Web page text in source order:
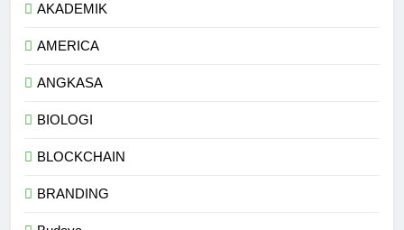
AKADEMIK
AMERICA
ANGKASA
BIOLOGI
BLOCKCHAIN
BRANDING